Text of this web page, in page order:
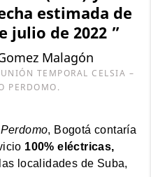
estimada de
julio de 2022 ”
Malagón
TEMPORAL CELSIA –
PERDOMO.
, Bogotá contaría
100% eléctricas,
localidades de Suba,